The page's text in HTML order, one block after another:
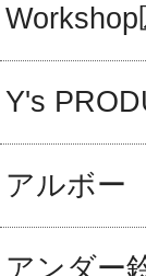
Workshop
Y's
アルボー
アンダー